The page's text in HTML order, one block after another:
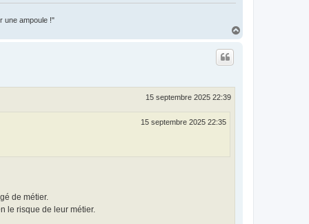
une ampoule !"
15 septembre 2025 22:39
15 septembre 2025 22:35
de métier.
le risque de leur métier.